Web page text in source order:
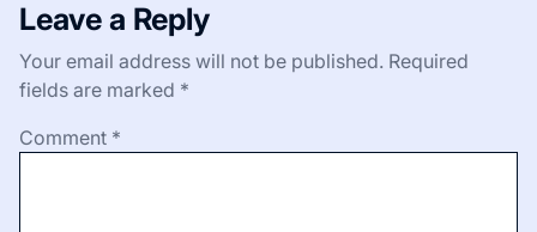
Leave a Reply
Your email address will not be published. Required
fields are marked *
Comment *